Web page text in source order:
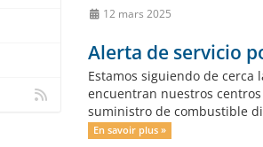
12 mars 2025
Alerta de servicio
Estamos siguiendo de
encuentran nuestros
suministro de combustible
En savoir plus »